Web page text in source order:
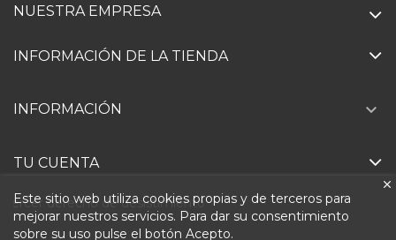
NUESTRA EMPRESA
INFORMACIÓN DE LA TIENDA
Este sitio web utiliza cookies propias y de terceros para
mejorar nuestros servicios. Para dar su consentimiento
sobre su uso pulse el botón Acepto.
INFORMACIÓN 
TU CUENTA
Ejercer derecho de desistimiento